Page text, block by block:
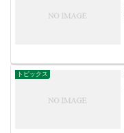
トピックス